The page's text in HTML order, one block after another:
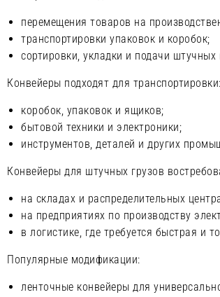
перемещения товаров на
транспортировки упаковок и коробок;
сортировки, укладки и подачи
Конвейеры подходят для транспортировки:
коробок, упаковок и ящиков;
бытовой техники и электроники;
инструментов, деталей и других
Конвейеры для штучных грузов
на складах и распределительных
на предприятиях по производству
в логистике, где требуется быстрая и
Популярные модификации:
ленточные конвейеры для